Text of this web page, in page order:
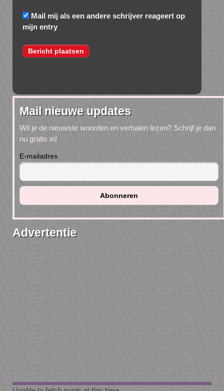
Mail mij als een andere schrijver reageert op
mijn entry
Mail nieuwe updates
Wil je de nieuwste woorden en verhalen lezen? Schrijf je dan
nu gratis in!
E-mailadres
Advertentie